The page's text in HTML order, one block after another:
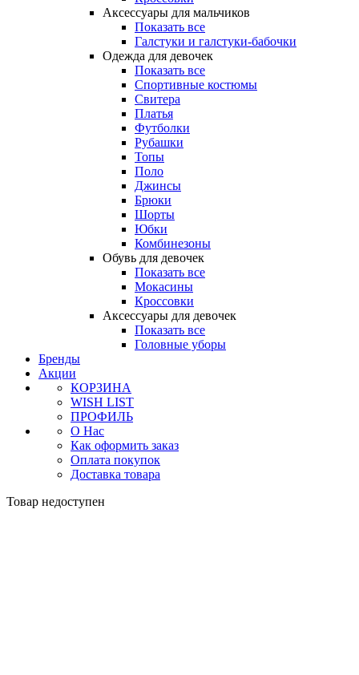
Аксессуары для мальчиков
Показать все
Галстуки и галстуки-бабочки
Одежда для девочек
Показать все
Спортивные костюмы
Свитера
Платья
Футболки
Рубашки
Топы
Поло
Джинсы
Брюки
Шорты
Юбки
Комбинезоны
Обувь для девочек
Показать все
Мокасины
Кроссовки
Аксессуары для девочек
Показать все
Головные уборы
Бренды
Акции
КОРЗИНА
WISH LIST
ПРОФИЛЬ
О Нас
Как оформить заказ
Оплата покупок
Доставка товара
Товар недоступен